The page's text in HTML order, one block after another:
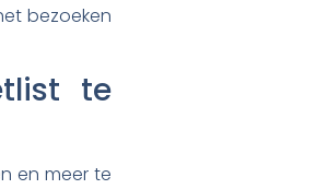
bezoeken
te
en meer te